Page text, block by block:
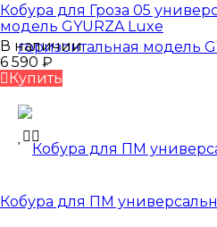
Кобура для Гроза 05
модель GYURZA Luxe
В наличии
6 590 ₽
Купить
Кобура для ПМ